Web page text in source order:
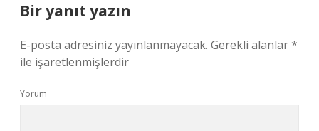
Bir yanıt yazın
E-posta adresiniz yayınlanmayacak. Gerekli alanlar*
ile işaretlenmişlerdir
Yorum